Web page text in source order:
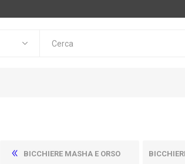
BICCHIERE MASHA E ORSO